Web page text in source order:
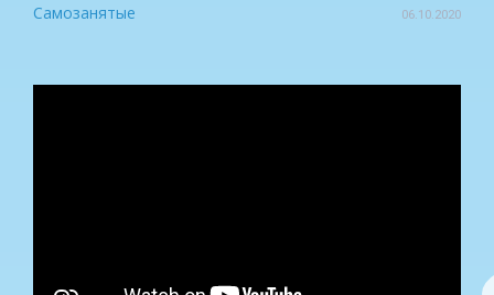
Самозанятые 06.10.2020